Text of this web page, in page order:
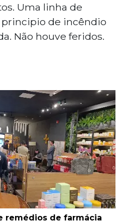
Uma linha de
de incêndio
Não houve feridos.
remédios de farmácia